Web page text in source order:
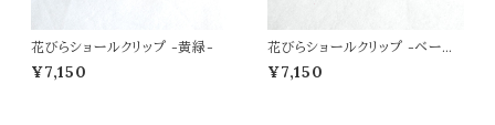
花びらショールクリップ -黄緑-
¥7,150
花びらショールクリップ -ベージ
ュゴールド-
¥7,150